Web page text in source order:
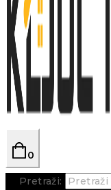
0
Pretraži: